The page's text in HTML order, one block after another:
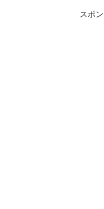
スポ